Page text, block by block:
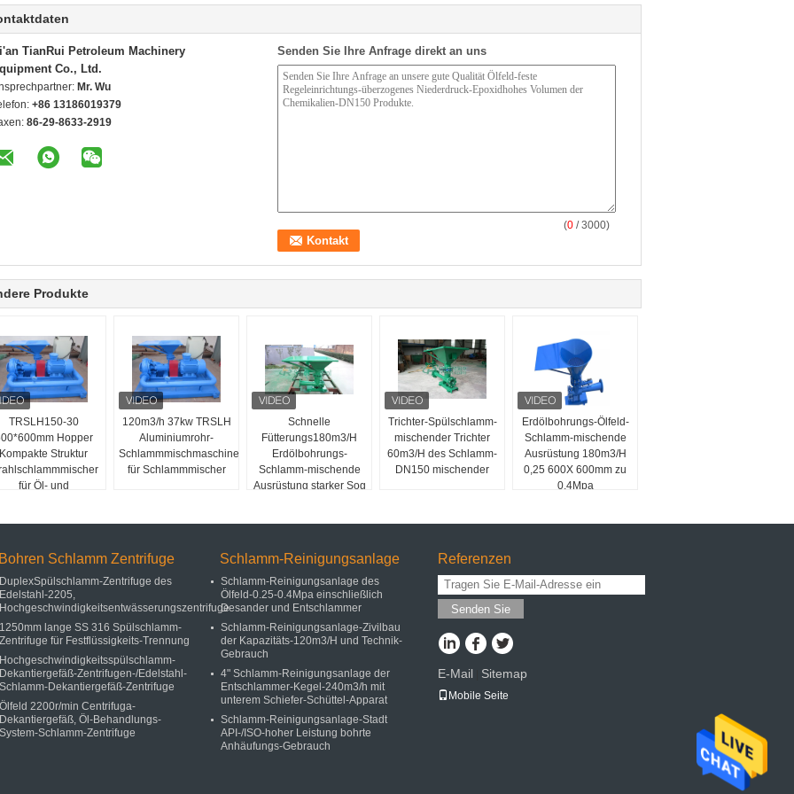
TianRui Petroleum Machinery
Co., Ltd.
Mr. Wu
+86 13186019379
86-29-8633-2919
Senden Sie Ihre Anfrage direkt an uns
(0 / 3000)
Produkte
TRSLH150-30
Hopper
Kompakte Struktur
für Öl- und
120m3/h 37kw TRSLH
Aluminiumrohr-
Schlammmischmaschine
für Schlammmischer
Schnelle
Fütterungs180m3/H
Erdölbohrungs-
Schlamm-mischende
Ausrüstung starker Sog
Trichter-Spülschlamm-
mischender Trichter
60m3/H des Schlamm-
DN150 mischender
Erdölbohrungs-Ölfeld-
Schlamm-mischende
Ausrüstung 180m3/H
0,25 600X 600mm zu
0.4Mpa
Bohren Schlamm Zentrifuge
DuplexSpülschlamm-Zentrifuge des
Edelstahl-2205,
Hochgeschwindigkeitsentwässerungszentrifuge
1250mm lange SS 316 Spülschlamm-
Zentrifuge für Festflüssigkeits-Trennung
Hochgeschwindigkeitsspülschlamm-
Dekantiergefäß-Zentrifugen-/Edelstahl-
Schlamm-Dekantiergefäß-Zentrifuge
Ölfeld 2200r/min Centrifuga-
Dekantiergefäß, Öl-Behandlungs-
System-Schlamm-Zentrifuge
Schlamm-Reinigungsanlage
Schlamm-Reinigungsanlage des
Ölfeld-0.25-0.4Mpa einschließlich
Desander und Entschlammer
Schlamm-Reinigungsanlage-Zivilbau
der Kapazitäts-120m3/H und Technik-
Gebrauch
4" Schlamm-Reinigungsanlage der
Entschlammer-Kegel-240m3/h mit
unterem Schiefer-Schüttel-Apparat
Schlamm-Reinigungsanlage-Stadt
API-/ISO-hoher Leistung bohrte
Anhäufungs-Gebrauch
Referenzen
Senden Sie
E-Mail Sitemap
Mobile Seite